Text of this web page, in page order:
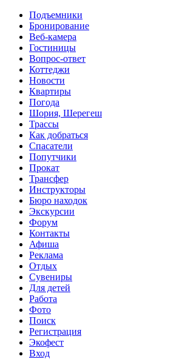
Перейти к основному содержанию
Подъемники
Бронирование
Веб-камера
Гостиницы
Вопрос-ответ
Коттеджи
Новости
Квартиры
Погода
Шория, Шерегеш
Трассы
Как добраться
Спасатели
Попутчики
Прокат
Трансфер
Инструкторы
Бюро находок
Экскурсии
Форум
Контакты
Афиша
Реклама
Отдых
Сувениры
Для детей
Работа
Фото
Поиск
Регистрация
Экофест
Вход